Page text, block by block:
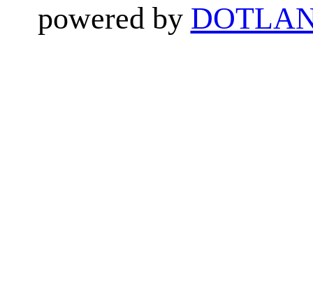
powered by